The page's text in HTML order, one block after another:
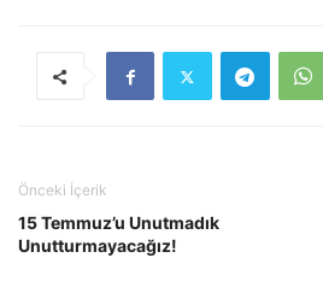
Önceki İçerik
15 Temmuz’u Unutmadık
Unutturmayacağız!